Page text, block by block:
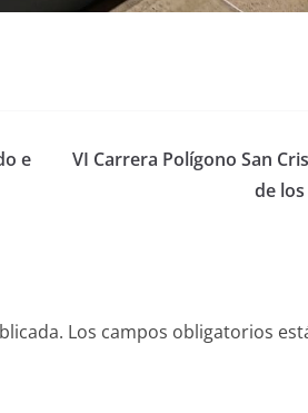
e
VI Carrera Polígono San
de
Los campos obligatorios